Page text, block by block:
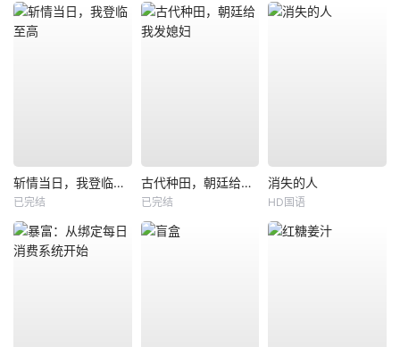
斩情当日，我登临至高
已完结
古代种田，朝廷给我发媳妇
已完结
消失的人
HD国语